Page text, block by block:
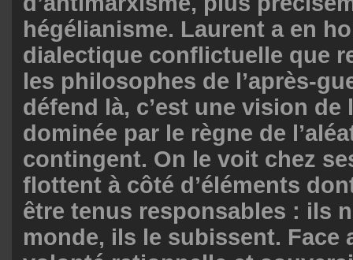
hégélianisme. Laurent a en
dialectique conflictuelle que
les philosophes de l’après-
défend là, c’est une vision de
dominée par le règne de
contingent. On le voit chez
flottent à côté d’éléments
être tenus responsables : ils
monde, ils le subissent. Face